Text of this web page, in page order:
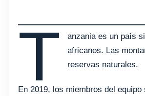
T
anzania es un país
africanos. Las
reservas naturales.
En 2019, los miembros del